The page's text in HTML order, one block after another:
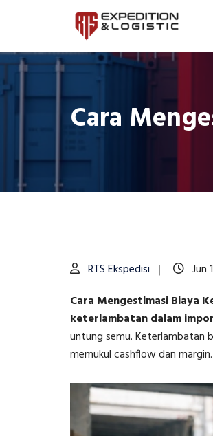
Cara
RTS Ekspedisi Jun
Cara Mengestimasi Biaya
keterlambatan dalam impor
untung semu. Keterlambatan
memukul cashflow dan margin.